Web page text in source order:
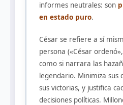
informes neutrales: son
en estado puro.
César se refiere a sí
persona («César
como si narrara las
legendario. Minimiza sus
sus victorias, y justifica
decisiones políticas.